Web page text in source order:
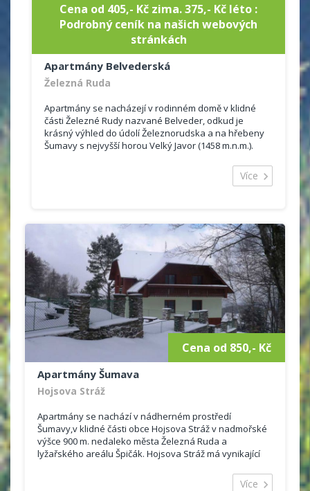
Cena od 405,- Kč zima. 375,- Kč léto :
Podrobný ceník na našich webových
stránkách
Apartmány Belvederská
Železná Ruda
Apartmány se nacházejí v rodinném domě v klidné
části Železné Rudy nazvané Belveder, odkud je
krásný výhled do údolí Železnorudska a na hřebeny
Šumavy s nejvyšší horou Velký Javor (1458 m.n.m.).
Více
Cena od 850,- Kč
Apartmány Šumava
Hojsova Stráž
Apartmány se nachází v nádherném prostředí
Šumavy,v klidné části obce Hojsova Stráž v nadmořské
výšce 900 m. nedaleko města Železná Ruda a
lyžařského areálu Špičák. Hojsova Stráž má vynikající
Více